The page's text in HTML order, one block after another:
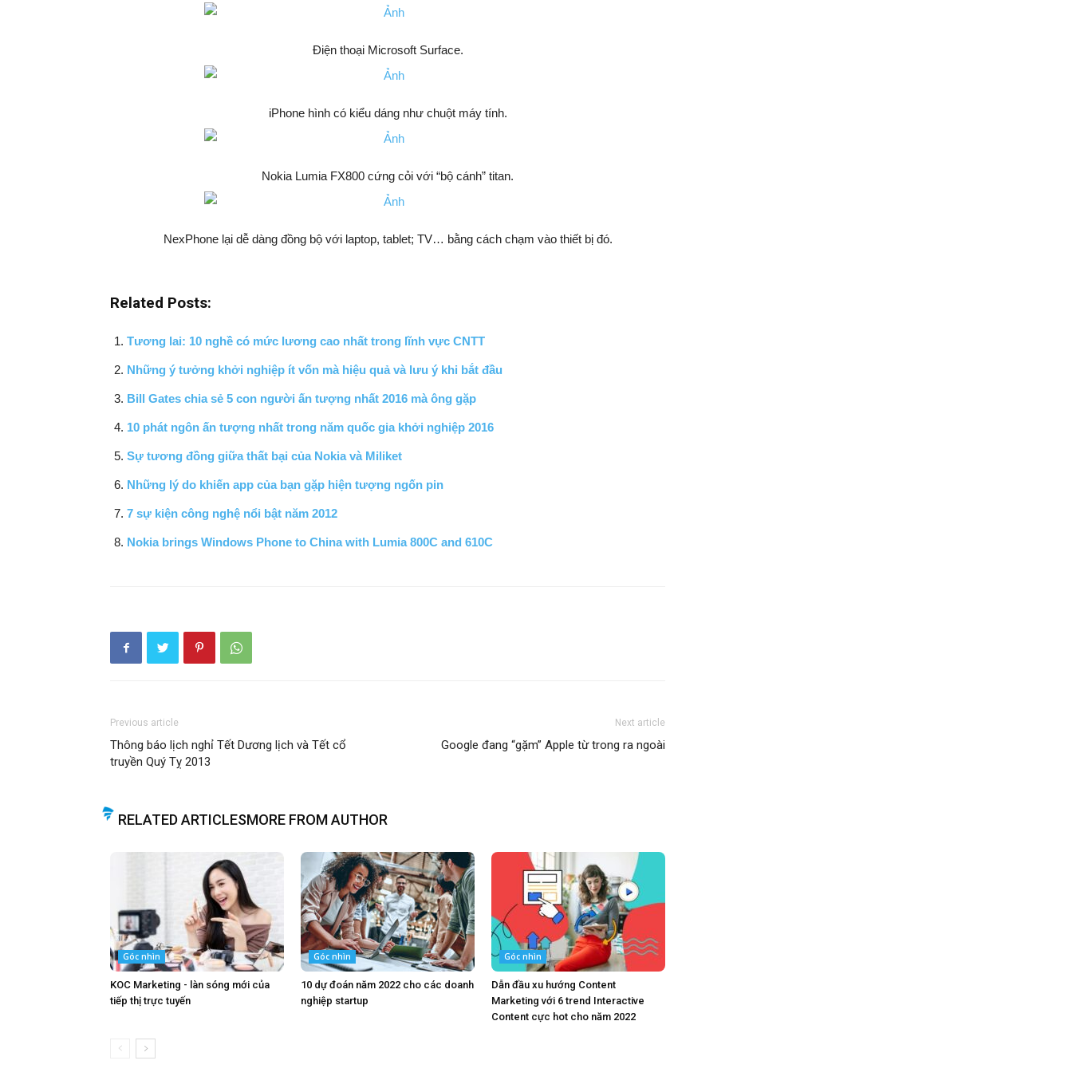
Điện thoại Microsoft Surface.
iPhone hình có kiểu dáng như chuột máy tính.
Nokia Lumia FX800 cứng cỏi với “bộ cánh” titan.
NexPhone lại dễ dàng đồng bộ với laptop, tablet; TV… bằng cách chạm vào thiết bị đó.
Related Posts:
Tương lai: 10 nghề có mức lương cao nhất trong lĩnh vực CNTT
Những ý tưởng khởi nghiệp ít vốn mà hiệu quả và lưu ý khi bắt đầu
Bill Gates chia sẻ 5 con người ấn tượng nhất 2016 mà ông gặp
10 phát ngôn ấn tượng nhất trong năm quốc gia khởi nghiệp 2016
Sự tương đồng giữa thất bại của Nokia và Miliket
Những lý do khiến app của bạn gặp hiện tượng ngốn pin
7 sự kiện công nghệ nổi bật năm 2012
Nokia brings Windows Phone to China with Lumia 800C and 610C
Previous article
Thông báo lịch nghỉ Tết Dương lịch và Tết cổ
truyền Quý Tỵ 2013
Next article
Google đang “gặm” Apple từ trong ra ngoài
RELATED ARTICLESMORE FROM AUTHOR
Góc nhìn
KOC Marketing - làn sóng mới của
tiếp thị trực tuyến
Góc nhìn
10 dự đoán năm 2022 cho các doanh
nghiệp startup
Góc nhìn
Dẫn đầu xu hướng Content
Marketing với 6 trend Interactive
Content cực hot cho năm 2022